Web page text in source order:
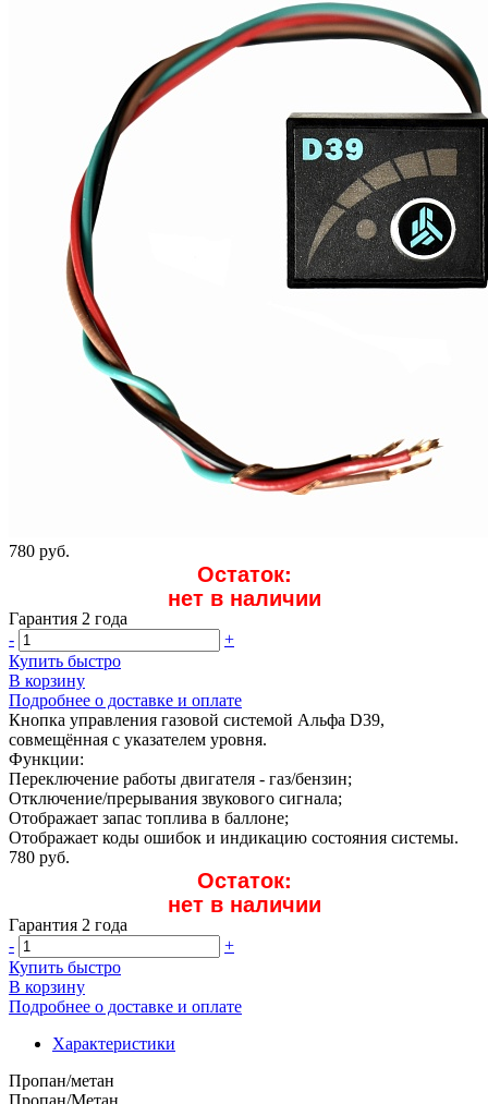
780 руб.
Остаток:
нет в наличии
Гарантия 2 года
-
+
Купить быстро
В корзину
Подробнее о доставке и оплате
Кнопка управления газовой системой Альфа D39,
совмещённая с указателем уровня.
Функции:
Переключение работы двигателя - газ/бензин;
Отключение/прерывания звукового сигнала;
Отображает запас топлива в баллоне;
Отображает коды ошибок и индикацию состояния системы.
780 руб.
Остаток:
нет в наличии
Гарантия 2 года
-
+
Купить быстро
В корзину
Подробнее о доставке и оплате
Характеристики
Пропан/метан
Пропан/Метан